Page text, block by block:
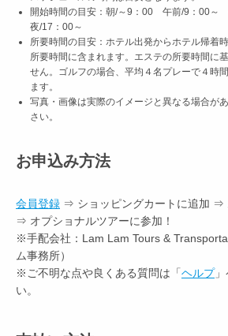
開始時間の目安：朝/～9：00 午前/9：00～
夜/17：00～
所要時間の目安：ホテル出発からホテル帰着
所要時間に含まれます。エステの所要時間に
せん。ゴルフの場合、平均４名プレーで４時
ます。
写真・画像は実際のイメージと異なる場合が
さい。
お申込み方法
会員登録 ⇒ ショッピングカートに追加
⇒ オプショナルツアーに参加！
※手配会社：Lam Lam Tours &
ム事務所）
※ご不明な点や良くある質問は「 ヘルプ」
い。